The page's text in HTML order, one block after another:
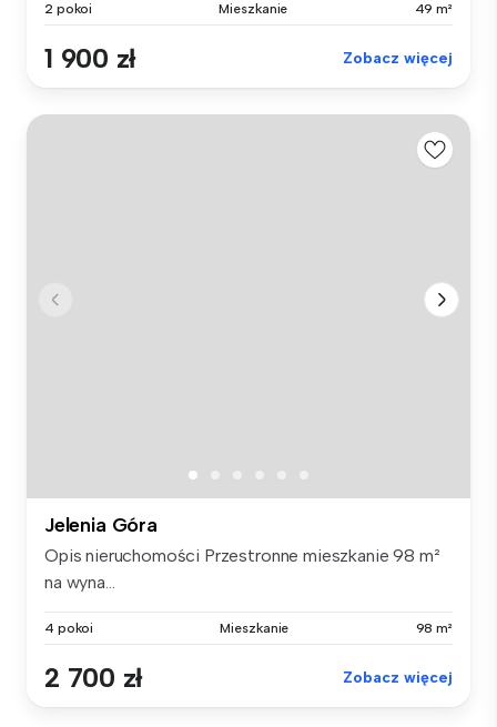
2 pokoi Mieszkanie 49 m²
1 900 zł Zobacz więcej
Jelenia Góra
Opis nieruchomości Przestronne mieszkanie 98 m²
na wyna...
4 pokoi Mieszkanie 98 m²
2 700 zł Zobacz więcej